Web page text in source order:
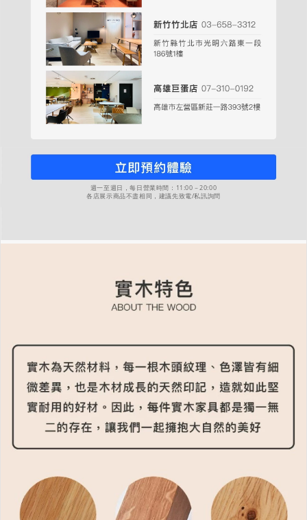
週一至週日，每日營業時間：11:00－20:00
各店展示商品不盡相同，建議先致電/私訊詢問